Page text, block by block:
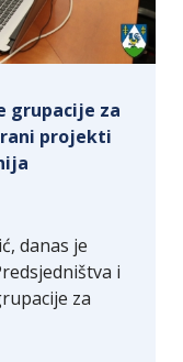
grupacije za
projekti
danas je
i
za